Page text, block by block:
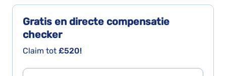
Gratis en directe compensatie
checker
Claim tot £520!